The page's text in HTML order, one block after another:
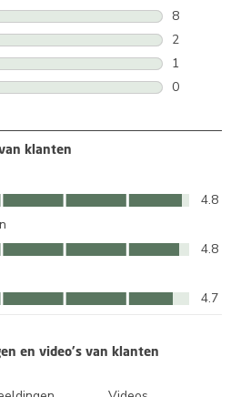
42
8
8
2
2
1
1
0
klanten
4.8
4.8 van 5
4.8
4.7
en video's van klanten